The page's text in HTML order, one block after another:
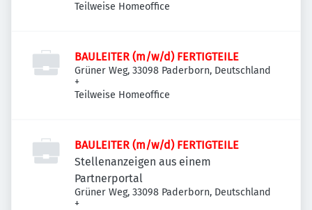
Teilweise Homeoffice
BAULEITER (m/w/d) FERTIGTEILE
Grüner Weg, 33098 Paderborn, Deutschland
+
Teilweise Homeoffice
BAULEITER (m/w/d) FERTIGTEILE
Stellenanzeigen aus einem
Partnerportal
Grüner Weg, 33098 Paderborn, Deutschland
+